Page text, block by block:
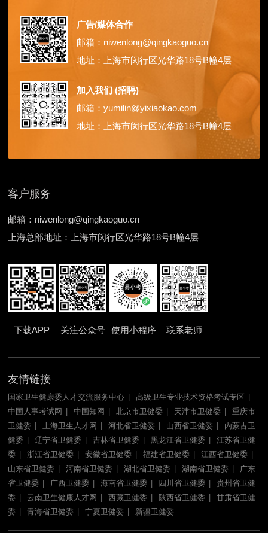
广告/媒体合作
邮箱：niwenlong@qingkaoguo.cn
地址：上海市闵行区光华路18号B幢4层
加入我们 (招聘)
邮箱：yumilin@yixiaokao.com
地址：上海市闵行区光华路18号B幢4层
客户服务
邮箱：niwenlong@qingkaoguo.cn
上海总部地址：上海市闵行区光华路18号B幢4层
下载APP 关注公众号 使用小程序 联系老师
友情链接
国家卫生健康委人才交流服务中心
高级卫生专业技术资格考试专区
中国人事考试网
中国知网 北京市卫健委 天津市卫健委
重庆市
卫健委
上海卫生人才网 河北省卫健委 山西省卫健委
内蒙古卫
健委
辽宁省卫健委 吉林省卫健委 黑龙江省卫健委
江苏省卫健
委
浙江省卫健委 安徽省卫健委 福建省卫健委
江西省卫健委
山东省卫健委
河南省卫健委 湖北省卫健委 湖南省卫健委
广东
省卫健委
广西卫健委 海南省卫健委 四川省卫健委
贵州省卫健
委
云南卫生健康人才网 西藏卫健委 陕西省卫健委
甘肃省卫健
委
青海省卫健委 宁夏卫健委 新疆卫健委